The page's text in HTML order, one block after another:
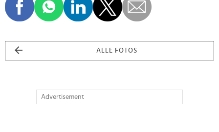
ALLE FOTOS
Advertisement